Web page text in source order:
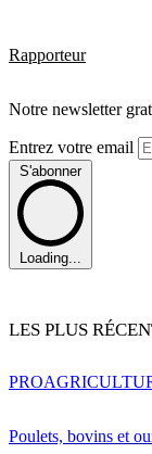
Rapporteur
Notre newsletter
Entrez votre email
S'abonner
Loading...
LES PLUS
Poulets, bovins et
PRO